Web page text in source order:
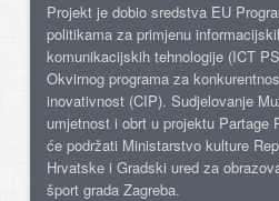
Projekt je dobio sredstva EU
politikama za primjenu
komunikacijskih tehnologije (ICT
Okvirnog programa za
inovativnost (CIP). Sudjelovanje
umjetnost i obrt u projektu Partage
će podržati Ministarstvo kulture
Hrvatske i Gradski ured za
šport grada Zagreba.